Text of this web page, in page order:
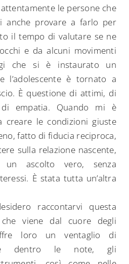
le persone che
anche provare a farlo per
il tempo di valutare se ne
e da alcuni movimenti
che si è instaurato un
l’adolescente è tornato a
È questione di attimi, di
empatia. Quando mi è
creare le condizioni giuste
fatto di fiducia reciproca,
sulla relazione nascente,
ascolto vero, senza
È stata tutta un’altra
raccontarvi questa
viene dal cuore degli
loro un ventaglio di
dentro le note, gli